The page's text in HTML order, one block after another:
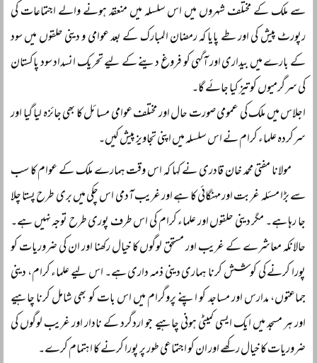
سے ملک کے مختلف شہروں میں اس سلسلہ میں منعقد ہونے والے اجتماعات کی
رپورٹ پیش کی اور طے پایا کہ رمضان المبارک کے بعد عوامی و دینی حلقوں میں سود
کے بارے میں بیداری اور آگہی کو فروغ دینے کے لیے تحریک انسداد سود پاکستان
کی سرگرمیوں کو تیز کیا جائے گا۔
اجلاس میں ملک کی عمومی صورت حال اور مختلف عوامی مسائل کا بھی جائزہ لیا گیا اور
سرکردہ علماء کرام نے اس سلسلہ میں اپنی تجاویز پیش کیں۔
مولانا مفتی محمد خان قادری نے کہا کہ اس وقت ہمارے ملک کے عوام کا سب
سے بڑا مسئلہ غربت اور مہنگائی کا ہے اور غریب آدمی اس چکی میں بری طرح پستا چلا
جا رہا ہے۔ مگر دینی حلقوں اور علماء کرام کی اس طرف پوری طرح توجہ نہیں ہے۔
حالانکہ معاشرے کے غریب اور مستحق لوگوں کا خیال رکھنا اور ان کی ضروریات کو
پورا کرنے کی کوشش کرنا ہماری دینی ذمہ داری ہے۔ اس لیے علماء کرام، دینی
جماعتوں، مدارس اور مساجد کو اپنے پروگرام میں اس بات کو بھی شامل کرنا چاہیے
اور ہر مسجد میں ایک ایسی کمیٹی ہونی چاہیے جو اردگرد کے نادار اور غریب لوگوں کی
ضروریات کا خیال رکھے اور ان کو اجتماعی طور پر پورا کرنے کا اہتمام کرے۔